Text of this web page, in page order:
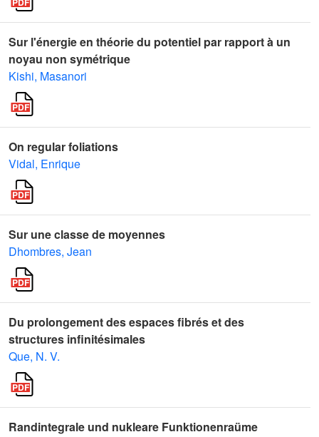
Sur l'énergie en théorie du potentiel par rapport à un
noyau non symétrique
Kishi, Masanori
On regular foliations
Vidal, Enrique
Sur une classe de moyennes
Dhombres, Jean
Du prolongement des espaces fibrés et des
structures infinitésimales
Que, N. V.
Randintegrale und nukleare Funktionenraüme